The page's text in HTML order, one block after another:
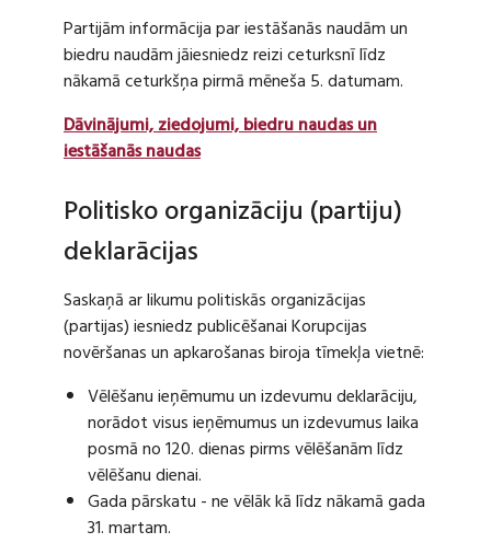
Partijām informācija par iestāšanās naudām un
biedru naudām jāiesniedz reizi ceturksnī līdz
nākamā ceturkšņa pirmā mēneša 5. datumam.
Dāvinājumi, ziedojumi, biedru naudas un
iestāšanās naudas
Politisko organizāciju (partiju)
deklarācijas
Saskaņā ar likumu politiskās organizācijas
(partijas) iesniedz publicēšanai Korupcijas
novēršanas un apkarošanas biroja tīmekļa vietnē:
Vēlēšanu ieņēmumu un izdevumu deklarāciju,
norādot visus ieņēmumus un izdevumus laika
posmā no 120. dienas pirms vēlēšanām līdz
vēlēšanu dienai.
Gada pārskatu - ne vēlāk kā līdz nākamā gada
31. martam.